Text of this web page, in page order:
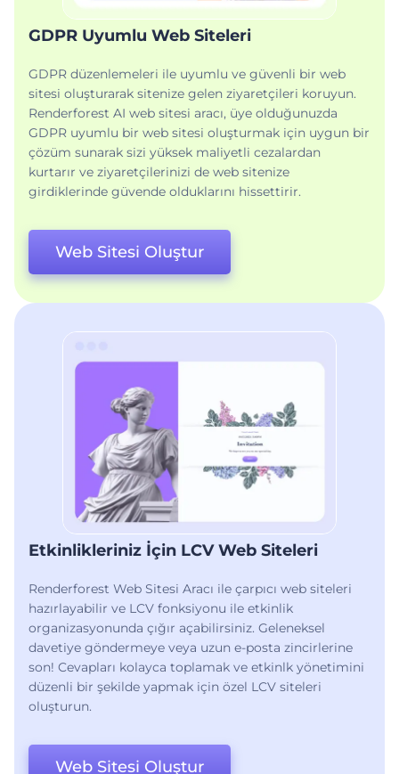
GDPR Uyumlu Web Siteleri
GDPR düzenlemeleri ile uyumlu ve güvenli bir web
sitesi oluşturarak sitenize gelen ziyaretçileri koruyun.
Renderforest AI web sitesi aracı, üye olduğunuzda
GDPR uyumlu bir web sitesi oluşturmak için uygun bir
çözüm sunarak sizi yüksek maliyetli cezalardan
kurtarır ve ziyaretçilerinizi de web sitenize
girdiklerinde güvende olduklarını hissettirir.
Web Sitesi Oluştur
Etkinlikleriniz İçin LCV Web Siteleri
Renderforest Web Sitesi Aracı ile çarpıcı web siteleri
hazırlayabilir ve LCV fonksiyonu ile etkinlik
organizasyonunda çığır açabilirsiniz. Geleneksel
davetiye göndermeye veya uzun e-posta zincirlerine
son! Cevapları kolayca toplamak ve etkinlk yönetimini
düzenli bir şekilde yapmak için özel LCV siteleri
oluşturun.
Web Sitesi Oluştur